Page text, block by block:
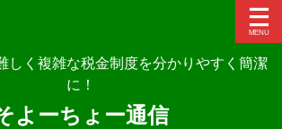
しく複雑な税金制度を分かりやすく簡潔
に！
よーちょー通信